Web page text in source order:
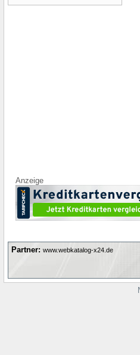
Anzeige
Partner: www.webkatalog-x24.de